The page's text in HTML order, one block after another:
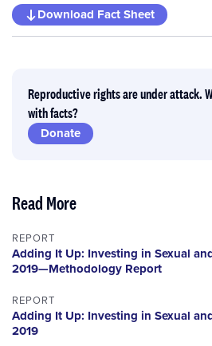
Download Fact Sheet
Reproductive rights are under attack.
with facts?
Donate
Read More
REPORT
Adding It Up: Investing in Sexual
2019—Methodology Report
REPORT
Adding It Up: Investing in Sexual
2019